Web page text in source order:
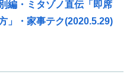
編・ミタゾノ直伝「即席
」・家事テク(2020.5.29)